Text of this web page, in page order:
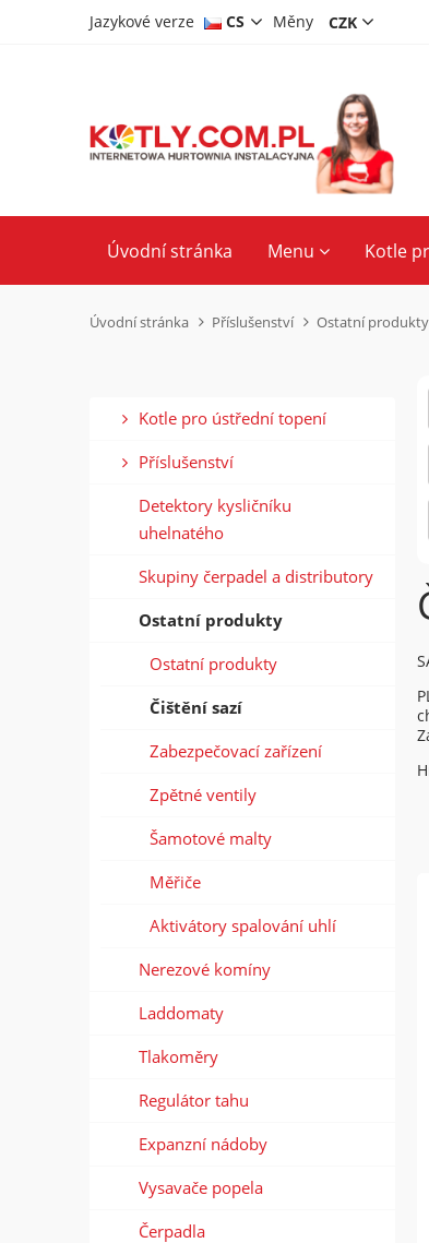
Jazykové verze
CS
Měny
Úvodní stránka Menu Kotle
Úvodní stránka Příslušenství Ostatní produkty
Kotle pro ústřední topení
Příslušenství
Detektory kysličníku
uhelnatého
Skupiny čerpadel a distributory
Ostatní produkty
Ostatní produkty
Čištění sazí
Zabezpečovací zařízení
Zpětné ventily
Šamotové malty
Měřiče
Aktivátory spalování uhlí
Nerezové komíny
Laddomaty
Tlakoměry
Regulátor tahu
Expanzní nádoby
Vysavače popela
Čerpadla